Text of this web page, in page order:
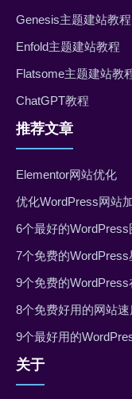
Genesis主题建站教程
Enfold主题建站教程
Flatsome主题建站教
ChatGPT教程
推荐文章
Elementor网站优化
优化WordPress网站
6个最好的
7个免费的
9个免费的
8个免费好用的网站
9个最好用的
关于